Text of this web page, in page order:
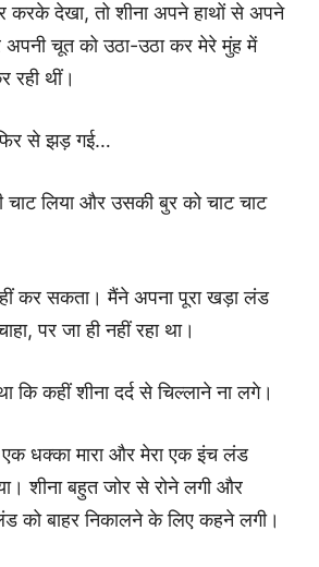
देखा, तो शीना अपने हाथों से अपने
अपनी चूत को उठा-उठा कर मेरे मुंह में
रही थीं।
फिर से झड़ गई…
चाट लिया और उसकी बुर को चाट चाट
कर सकता। मैंने अपना पूरा खड़ा लंड
पर जा ही नहीं रहा था।
कि कहीं शीना दर्द से चिल्लाने ना लगे।
धक्का मारा और मेरा एक इंच लंड
शीना बहुत जोर से रोने लगी और
को बाहर निकालने के लिए कहने लगी।